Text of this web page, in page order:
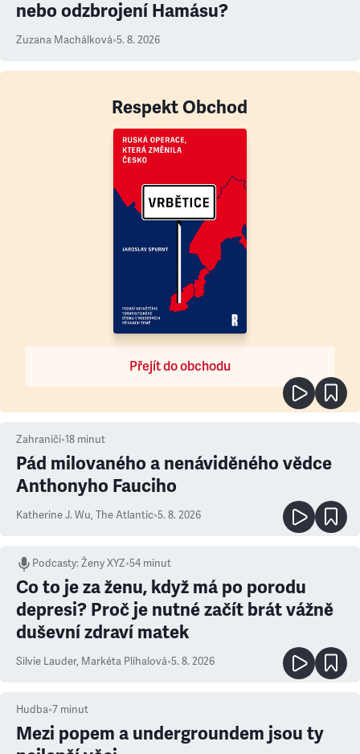
nebo odzbrojení Hamásu?
Zuzana Machálková•5. 8. 2026
Respekt Obchod
Přejít do obchodu
Zahraničí•18 minut
Pád milovaného a nenáviděného vědce
Anthonyho Fauciho
Katherine J. Wu, The Atlantic•5. 8. 2026
Podcasty:Ženy XYZ•54 minut
Co to je za ženu, když má po porodu
depresi? Proč je nutné začít brát vážně
duševní zdraví matek
Silvie Lauder, Markéta Plíhalová•5. 8. 2026
Hudba•7 minut
Mezi popem a undergroundem jsou ty